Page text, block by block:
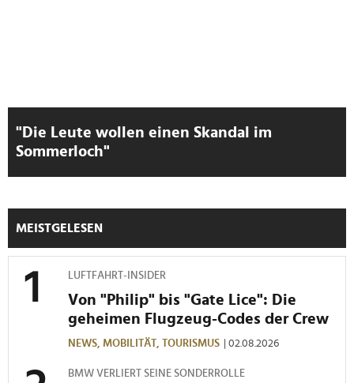
"Die Leute wollen einen Skandal im
Sommerloch"
MEISTGELESEN
LUFTFAHRT-INSIDER
Von "Philip" bis "Gate Lice": Die
geheimen Flugzeug-Codes der Crew
NEWS, MOBILITÄT, TOURISMUS | 02.08.2026
BMW VERLIERT SEINE SONDERROLLE